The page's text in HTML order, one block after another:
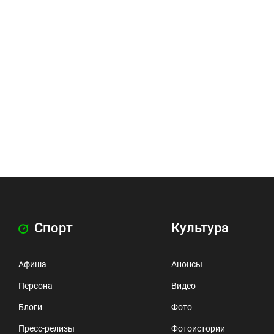
Спорт
Афиша
Персона
Блоги
Пресс-релизы
Культура
Анонсы
Видео
Фото
Фотоистории